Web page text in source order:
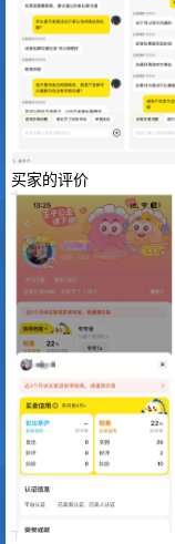
买家的评价